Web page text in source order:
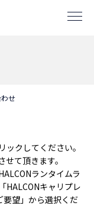
せ
クしてください。
て頂きます。
ランタイムラ
HALCONキャリプレ
要望」から選択くだ